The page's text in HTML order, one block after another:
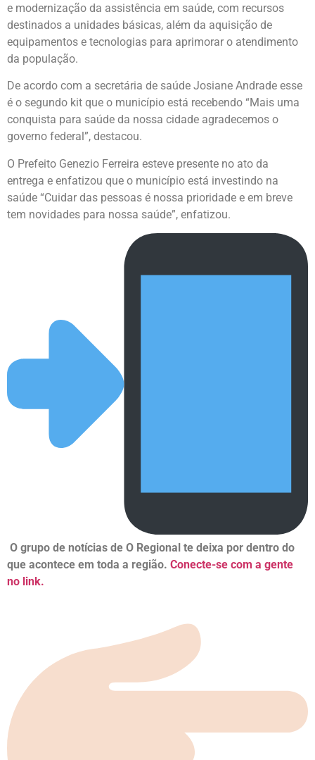
e modernização da assistência em saúde, com recursos
destinados a unidades básicas, além da aquisição de
equipamentos e tecnologias para aprimorar o atendimento
da população.
De acordo com a secretária de saúde Josiane Andrade esse
é o segundo kit que o município está recebendo “Mais uma
conquista para saúde da nossa cidade agradecemos o
governo federal”, destacou.
O Prefeito Genezio Ferreira esteve presente no ato da
entrega e enfatizou que o município está investindo na
saúde “Cuidar das pessoas é nossa prioridade e em breve
tem novidades para nossa saúde”, enfatizou.
O grupo de notícias de O Regional te deixa por dentro do
que acontece em toda a região. Conecte-se com a gente
no link.